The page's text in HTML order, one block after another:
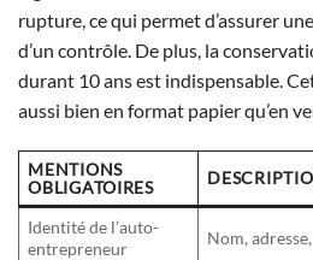
rupture, ce qui permet d’assurer
d’un contrôle. De plus, la
durant 10 ans est indispensable.
aussi bien en format papier qu’en
MENTIONS
OBLIGATOIRES
Identité de l’auto-
entrepreneur
Nom,